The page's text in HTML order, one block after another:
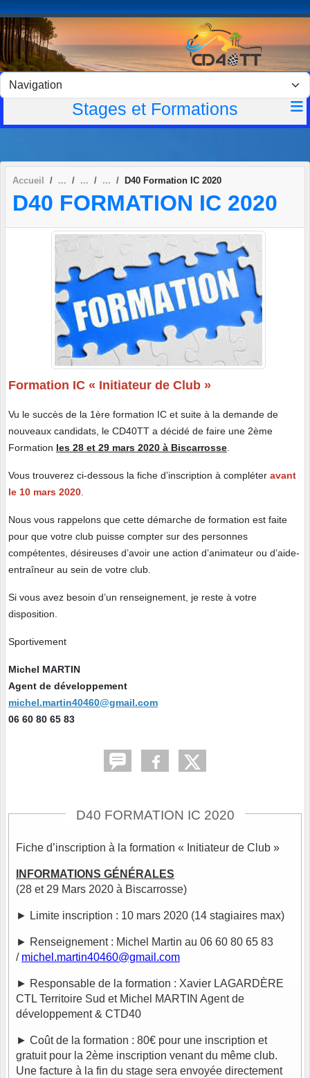
Stages et Formations
Accueil D40 Formation IC 2020
D40 FORMATION IC 2020
Formation IC « Initiateur de Club »
Vu le succès de la 1ère formation IC et suite à la demande de
nouveaux candidats, le CD40TT a décidé de faire une 2ème
Formation les 28 et 29 mars 2020 à Biscarrosse
Vous trouverez ci-dessous la fiche d’inscription à compléter avant
le 10 mars 2020
Nous vous rappelons que cette démarche de formation est faite
pour que votre club puisse compter sur des personnes
compétentes, désireuses d’avoir une action d’animateur ou d’aide-
entraîneur au sein de votre club.
Si vous avez besoin d’un renseignement, je reste à votre
disposition.
Sportivement
Michel MARTIN
Agent de développement
michel.martin40460@gmail.com
06 60 80 65 83
D40 FORMATION IC 2020
Fiche d’inscription à la formation « Initiateur de Club »
INFORMATIONS GÉNÉRALES
(28 et 29 Mars 2020 à Biscarrosse)
► Limite inscription : 10 mars 2020 (14 stagiaires max)
► Renseignement : Michel Martin au 06 60 80 65 83
/ michel.martin40460@gmail.com
► Responsable de la formation : Xavier LAGARDÈRE
CTL Territoire Sud et Michel MARTIN Agent de
développement & CTD40
► Coût de la formation : 80€ pour une inscription et
gratuit pour la 2ème inscription venant du même club.
Une facture à la fin du stage sera envoyée directement